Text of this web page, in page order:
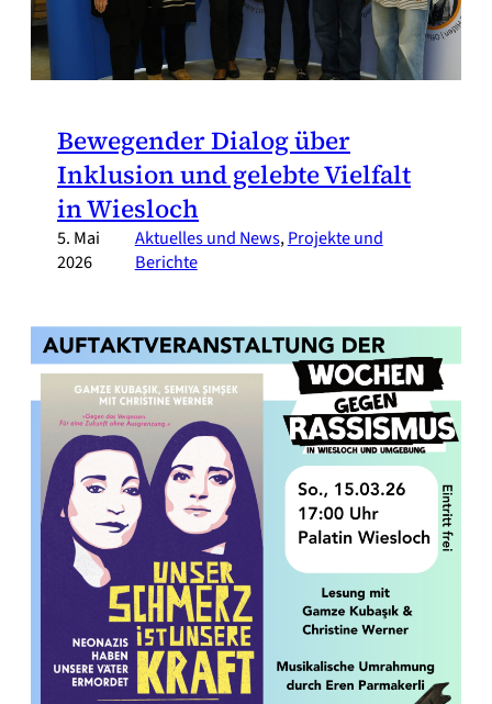
Bewegender Dialog über
Inklusion und gelebte Vielfalt
in Wiesloch
5. Mai
2026
Aktuelles und News, Projekte und
Berichte